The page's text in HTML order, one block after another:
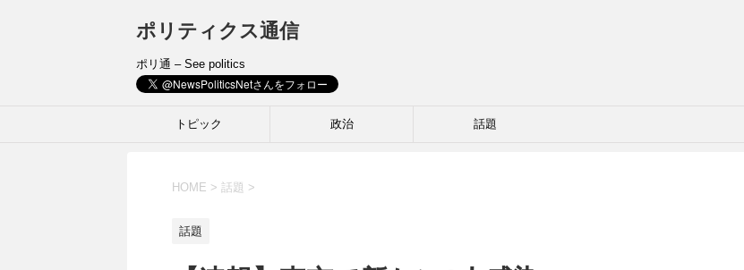
ポリティクス通信
ポリ通 – See politics
トピック 政治 話題
HOME > 話題 >
話題